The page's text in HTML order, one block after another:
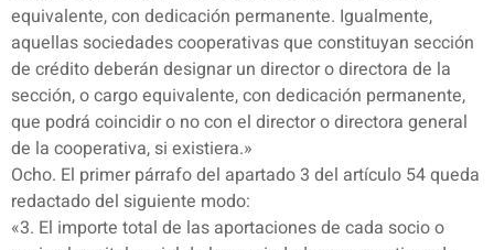
equivalente, con dedicación permanente. Igualmente,
aquellas sociedades cooperativas que constituyan sección
de crédito deberán designar un director o directora de la
sección, o cargo equivalente, con dedicación permanente,
que podrá coincidir o no con el director o directora general
de la cooperativa, si existiera.»
Ocho. El primer párrafo del apartado 3 del artículo 54 queda
redactado del siguiente modo:
«3. El importe total de las aportaciones de cada socio o